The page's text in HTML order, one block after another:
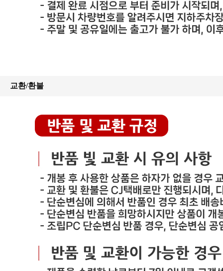
교환/환불